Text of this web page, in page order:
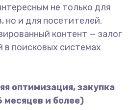
не только для
но и для посетителей.
контент — залог
поисковых системах
оптимизация, закупка
месяцев и более)